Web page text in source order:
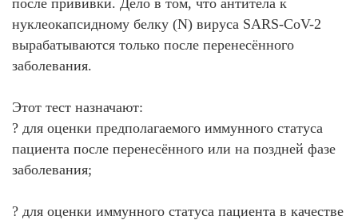
нуклеокапсидному белку (N) вируса SARS-CoV-2
вырабатываются только после перенесённого
заболевания.
Этот тест назначают:
? для оценки предполагаемого иммунного статуса
пациента после перенесённого или на поздней фазе
заболевания;
? для оценки иммунного статуса пациента в качестве